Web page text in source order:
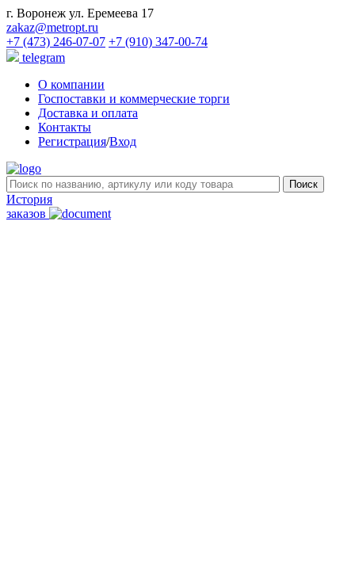
г. Воронеж ул. Еремеева 17
zakaz@metropt.ru
+7 (473) 246-07-07 +7 (910) 347-00-74
telegram
О компании
Госпоставки и коммерческие торги
Доставка и оплата
Контакты
Регистрация/Вход
История
заказов